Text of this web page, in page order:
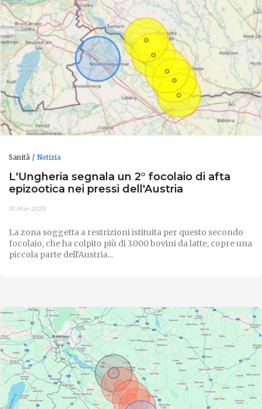
Sanità Notizia
L'Ungheria segnala un 2° focolaio di afta
epizootica nei pressi dell'Austria
31-Mar-2025
La zona soggetta a restrizioni istituita per questo secondo
focolaio, che ha colpito più di 3.000 bovini da latte, copre una
piccola parte dell'Austria...